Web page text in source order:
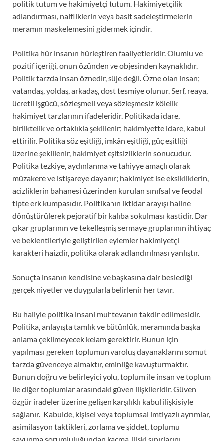
politik tutum ve hakimiyetçi tutum. Hakimiyetçilik
adlandırması, naifliklerin veya basit sadeleştirmelerin
meramın maskelemesini gidermek içindir.
Politika hür insanın hürleştiren faaliyetleridir. Olumlu ve
pozitif içeriği, onun özünden ve objesinden kaynaklıdır.
Politik tarzda insan öznedir, süje değil. Özne olan insan;
vatandaş, yoldaş, arkadaş, dost tesmiye olunur. Serf, reaya,
ücretli işgücü, sözleşmeli veya sözleşmesiz kölelik
hakimiyet tarzlarının ifadeleridir. Politikada idare,
birliktelik ve ortaklıkla şekillenir; hakimiyette idare, kabul
ettirilir. Politika söz eşitliği, imkân eşitliği, güç eşitliği
üzerine şekillenir, hakimiyet eşitsizliklerin sonucudur.
Politika tezkiye, aydınlanma ve tahiyye amaçlı olarak
müzakere ve istişareye dayanır; hakimiyet ise eksikliklerin,
acizliklerin bahanesi üzerinden kurulan sınıfsal ve feodal
tipte erk kumpasıdır. Politikanın iktidar arayışı haline
dönüştürülerek pejoratif bir kalıba sokulması kastidir. Dar
çıkar gruplarının ve tekelleşmiş sermaye gruplarının ihtiyaç
ve beklentileriyle geliştirilen eylemler hakimiyetçi
karakteri haizdir, politika olarak adlandırılması yanlıştır.
Sonuçta insanın kendisine ve başkasına dair beslediği
gerçek niyetler ve duygularla belirlenir her tavır.
Bu haliyle politika insani muhtevanın takdir edilmesidir.
Politika, anlayışta tamlık ve bütünlük, meramında başka
anlama çekilmeyecek kelam gerektirir. Bunun için
yapılması gereken toplumun varoluş dayanaklarını somut
tarzda güvenceye almaktır, eminliğe kavuşturmaktır.
Bunun doğru ve belirleyici yolu, toplum ile insan ve toplum
ile diğer toplumlar arasındaki güven ilişkileridir. Güven
özgür iradeler üzerine gelişen karşılıklı kabul ilişkisiyle
sağlanır. Kabulde, kişisel veya toplumsal imtiyazlı ayrımlar,
asimilasyon taktikleri, zorlama ve şiddet, toplumu
savunma sorumluluğundan kaçma, ilişki sınırlarını